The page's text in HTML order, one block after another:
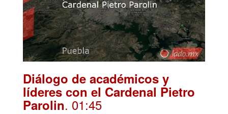
Diálogo de académicos y
líderes con el Cardenal Pietro
Parolin. 01:45